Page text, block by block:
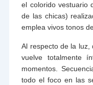
el colorido vestuario
de las chicas)
emplea vivos tonos
Al respecto de la
vuelve totalmente
momentos.
todo el foco en las